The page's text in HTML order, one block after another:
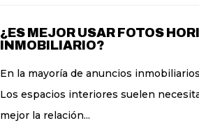
¿ES MEJOR USAR FOTOS
INMOBILIARIO?
En la mayoría de anuncios
Los espacios interiores suelen
mejor la relación...